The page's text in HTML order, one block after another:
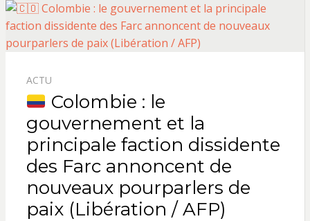
ACTU
Colombie : le
gouvernement et la
principale faction dissidente
des Farc annoncent de
nouveaux pourparlers de
paix (Libération / AFP)